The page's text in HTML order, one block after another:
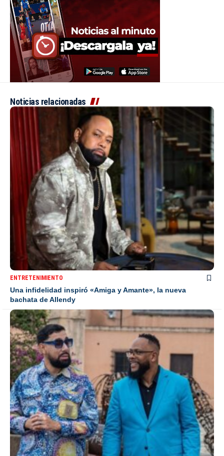
Noticias relacionadas
ENTRETENIMIENTO
Una infidelidad inspiró «Amiga y Amante», la nueva
bachata de Allendy